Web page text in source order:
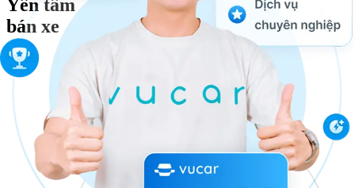
Yên tâm
bán xe